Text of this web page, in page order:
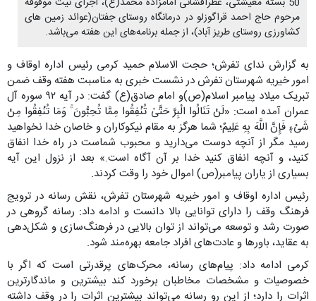
مرحوم حاج احمد قراگوزلو در درمانگاه روستای جفتان(عوائد زمین های
کشاورزی روستای طریز آباد)، از جمله برنامه‌های این هفته می‌باشد.
به گزارش ندای تفرش؛ حجت الاسلام حمید کرمی رئیس اداره اوقاف و
امور خیریه شهرستان تفرش در نشست خبری به مناسبت هفته وقف ضمن
تبریک میلاد پیامبر اسلام(ص)و امام صادق(ع) گفت: در آیه ۹۲ سوره آل
عمران آمده است: «لَنْ تَنَالُوا الْبِرَّ حَتَّىٰ تُنْفِقُوا مِمَّا تُحِبُّونَ ۚ وَمَا تُنْفِقُوا مِنْ
شَیْءٍ فَإِنَّ اللَّهَ بِهِ عَلِیمٌ؛ شما هرگز به مقام نیکوکاران و خاصان خدا نخواهید
رسید مگر از آنچه دوست می‌دارید و محبوب شماست در راه خدا انفاق
کنید، و آنچه انفاق کنید خدا بر آن آگاه است.» بعد از نزول این آیه
بسیاری از یاران پیامبر(ص) اموال خود را وقت کردند.
رئیس اداره اوقاف و امور خیریه شهرستان تفرش، نقش رسانه در ترویج
فرهنگ وقف را دارای توانایی بالا دانست و ادامه داد: رسانه گروهی در
صورت رشد و توسعه می‌تواند از توان بالایی در فرهنگ‌سازی و شکل‌دهی
به عقاید، باورها و عادت‌های افراد جامعه بهره‌مند شود.
کرمی ادامه داد: پیام‌های رسانه، محرک‌های پرقدرتی است که اگر با
خصوصیات و مشخصات مخاطبان برخورد کند بیشترین و ماندگارترین
اثرات را دارد؛ از این رو رسانه می‌تواند بیشترین اثرات را در وقف داشته